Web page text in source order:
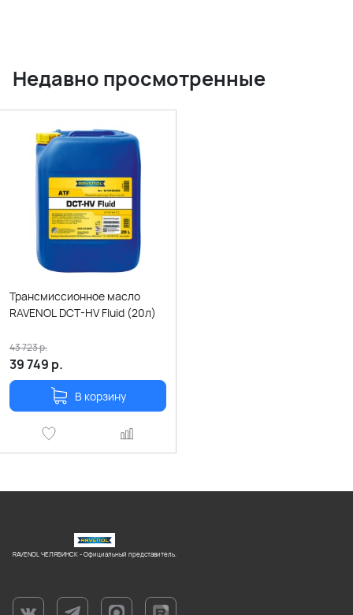
Недавно просмотренные
Трансмиссионное масло
RAVENOL DCT-HV Fluid (20л)
39 749 р.
43 723р.
В корзину
RAVENOL ЧЕЛЯБИНСК - Официальный представитель.